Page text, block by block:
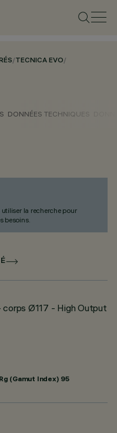
/TECNICA EVO/
DONNÉES TECHNIQUES
la recherche pour
besoins.
Ø117 - High Output
(Gamut Index) 95